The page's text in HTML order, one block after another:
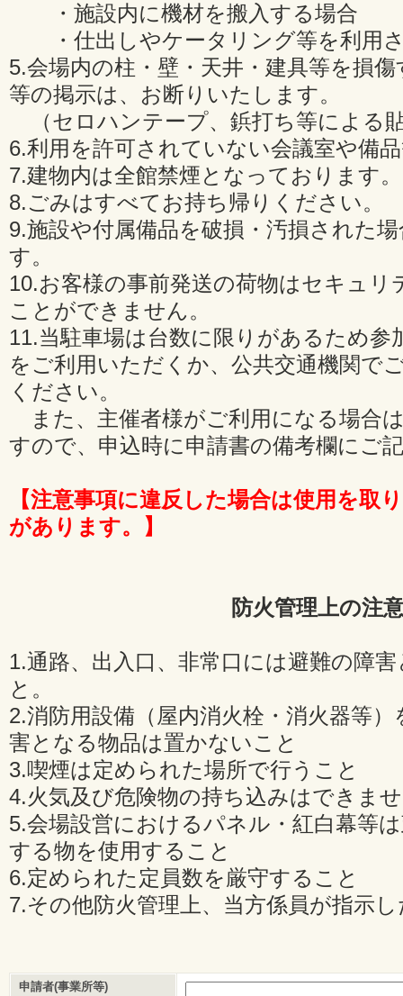
・施設内に機材を搬入する場合
・仕出しやケータリング等を利用
5.会場内の柱・壁・天井・建具等を損
等の掲示は、お断りいたします。
（セロハンテープ、鋲打ち等による
6.利用を許可されていない会議室や備
7.建物内は全館禁煙となっております。
8.ごみはすべてお持ち帰りください。
9.施設や付属備品を破損・汚損された
す。
10.お客様の事前発送の荷物はセキュ
ことができません。
11.当駐車場は台数に限りがあるため参
をご利用いただくか、公共交通機関で
ください。
また、主催者様がご利用になる場合
すので、申込時に申請書の備考欄にご
【注意事項に違反した場合は使用を取
があります。】
防火管理上の注
1.通路、出入口、非常口には避難の障
と。
2.消防用設備（屋内消火栓・消火器等
害となる物品は置かないこと
3.喫煙は定められた場所で行うこと
4.火気及び危険物の持ち込みはできま
5.会場設営におけるパネル・紅白幕等
する物を使用すること
6.定められた定員数を厳守すること
7.その他防火管理上、当方係員が指示
申請者(事業所等)